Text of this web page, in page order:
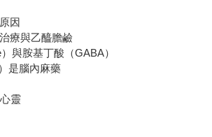
因
療與乙醯膽鹼
與胺基丁酸（GABA）
是腦內麻藥
靈